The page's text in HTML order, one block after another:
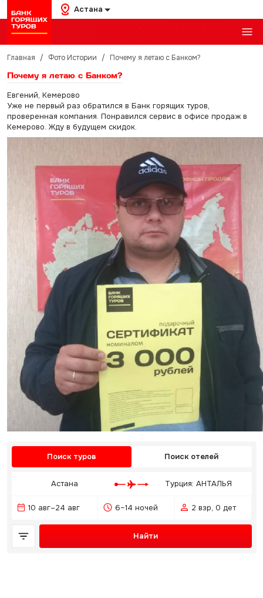
Астана
Главная / Фото Истории / Почему я летаю с Банком?
Почему я летаю с Банком?
Евгений, Кемерово
Уже не первый раз обратился в Банк горящих туров,
проверенная компания. Понравился сервис в офисе продаж в
Кемерово. Жду в будущем скидок.
Поиск туров Поиск отелей
Астана Турция: АНТАЛЬЯ
10 авг–24 авг 6–14 ночей 2 взр, 0 дет
Найти